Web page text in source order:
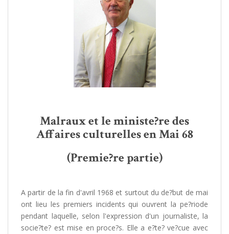
Malraux et le ministe?re des
Affaires culturelles en Mai 68
(Premie?re partie)
A partir de la fin d'avril 1968 et surtout du de?but de mai
ont lieu les premiers incidents qui ouvrent la pe?riode
pendant laquelle, selon l'expression d'un journaliste, la
socie?te? est mise en proce?s. Elle a e?te? ve?cue avec